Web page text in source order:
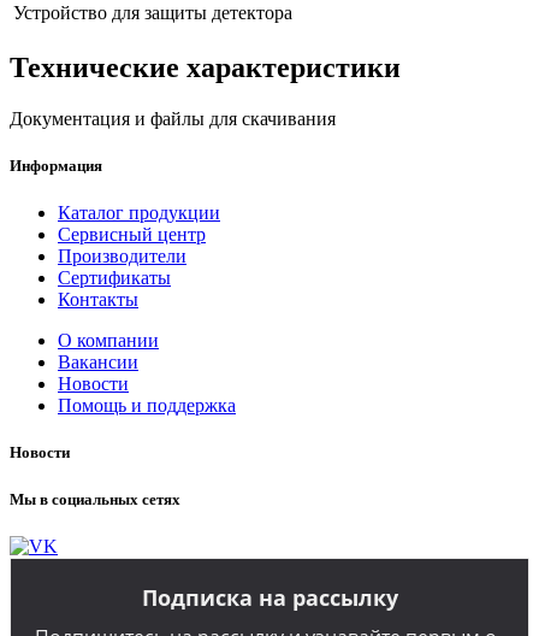
Устройство для защиты детектора
Технические характеристики
Документация и файлы для скачивания
Информация
Каталог продукции
Сервисный центр
Производители
Сертификаты
Контакты
О компании
Вакансии
Новости
Помощь и поддержка
Новости
Мы в социальных сетях
Подписка на рассылку